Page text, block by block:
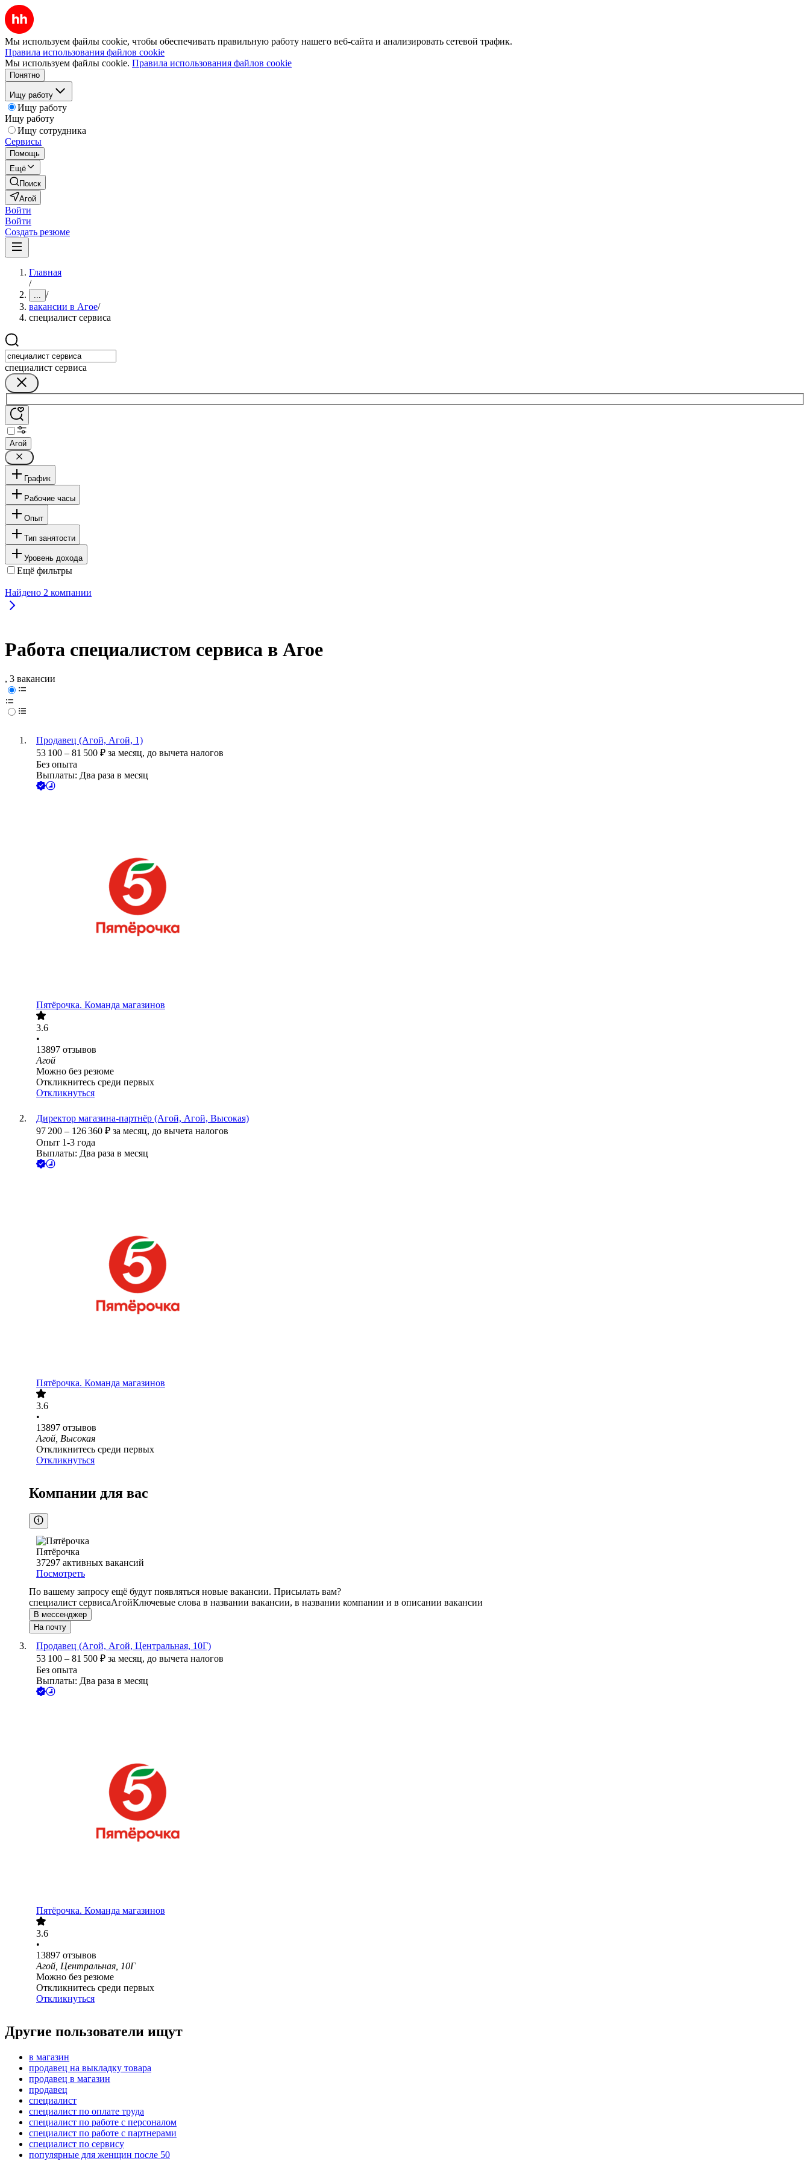
Мы используем файлы cookie, чтобы обеспечивать правильную работу нашего веб-сайта и анализировать сетевой трафик.
Правила использования файлов cookie
Мы используем файлы cookie. Правила использования файлов cookie
Понятно
Ищу работу
Ищу работу
Ищу работу
Ищу сотрудника
Сервисы
Помощь
Ещё
Поиск
Агой
Войти
Войти
Создать резюме
Главная
/
... /
вакансии в Агое/
специалист сервиса
специалист сервиса
Агой
График
Рабочие часы
Опыт
Тип занятости
Уровень дохода
Ещё фильтры
Найдено 2 компании
Работа специалистом сервиса в Агое
, 3 вакансии
Продавец (Агой, Агой, 1)
53 100 – 81 500 ₽ за месяц, до вычета налогов
Без опыта
Выплаты: Два раза в месяц
Пятёрочка. Команда магазинов
3.6
•
13897 отзывов
Агой
Можно без резюме
Откликнитесь среди первых
Откликнуться
Директор магазина-партнёр (Агой, Агой, Высокая)
97 200 – 126 360 ₽ за месяц, до вычета налогов
Опыт 1-3 года
Выплаты: Два раза в месяц
Пятёрочка. Команда магазинов
3.6
•
13897 отзывов
Агой, Высокая
Откликнитесь среди первых
Откликнуться
Компании для вас
Пятёрочка
37297 активных вакансий
Посмотреть
По вашему запросу ещё будут появляться новые вакансии. Присылать вам?
специалист сервисаАгойКлючевые слова в названии вакансии, в названии компании и в описании вакансии
В мессенджер
На почту
Продавец (Агой, Агой, Центральная, 10Г)
53 100 – 81 500 ₽ за месяц, до вычета налогов
Без опыта
Выплаты: Два раза в месяц
Пятёрочка. Команда магазинов
3.6
•
13897 отзывов
Агой, Центральная, 10Г
Можно без резюме
Откликнитесь среди первых
Откликнуться
Другие пользователи ищут
в магазин
продавец на выкладку товара
продавец в магазин
продавец
специалист
специалист по оплате труда
специалист по работе с персоналом
специалист по работе с партнерами
специалист по сервису
популярные для женщин после 50